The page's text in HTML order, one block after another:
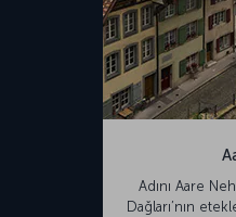
Adını Aare
Dağları’nın